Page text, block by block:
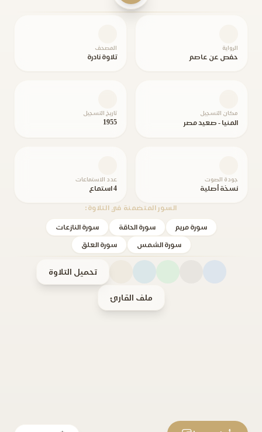
الرواية
حفص عن عاصم
المصحف
تلاوة نادرة
مكان التسجيل
المنيا - صعيد مصر
تاريخ التسجيل
1955
جودة الصوت
نسخة أصلية
عدد الاستماعات
4 استماع
السور المتضمنة في التلاوة:
سورة مريم سورة الحاقة سورة النازعات
سورة الشمس سورة العلق
تحميل التلاوة
ملف القارئ